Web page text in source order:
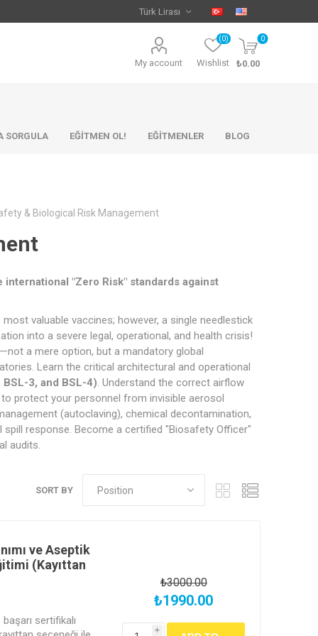
My account Wishlist
(0) 0
₺0.00
SORGULA EĞİTMEN OL! EĞİTMENLER BLOG
& Biological Risk Management
"Zero Risk" standards against
valuable vaccines; however, a single needlestick
into a severe legal, operational, and health crisis!
a mere option, but a mandatory global
Learn the critical architectural and operational
3, and BSL-4). Understand the correct airflow
protect your personnel from invisible aerosol
(autoclaving), chemical decontamination,
response. Become a certified "Biosafety Officer"
audits.
SORT BY
ve Aseptik
(Kayıttan
sertifikalı
₺3000.00
₺1990.00
i